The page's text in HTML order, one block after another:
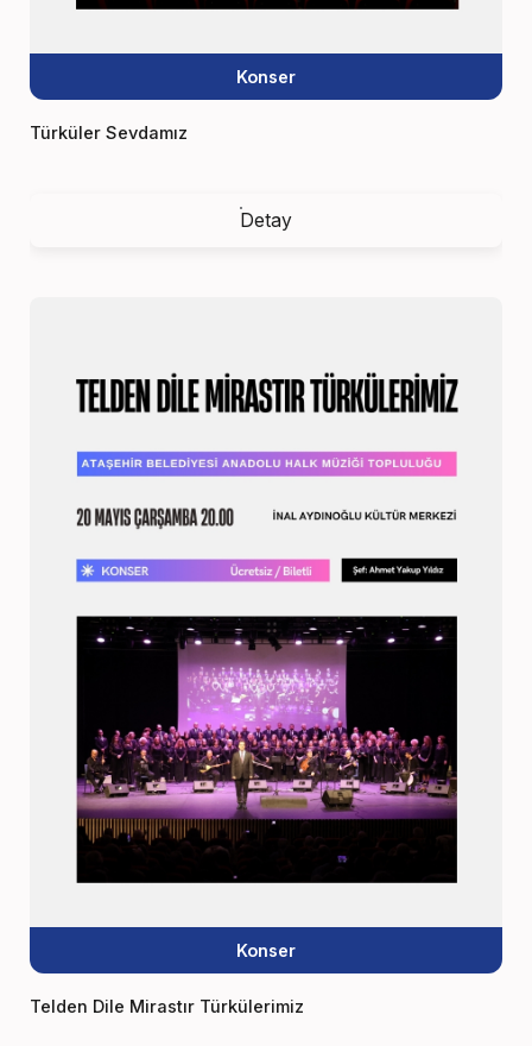
Konser
Türküler Sevdamız
Detay
Konser
Telden Dile Mirastır Türkülerimiz